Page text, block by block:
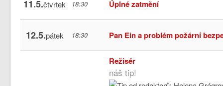
11.5.čtvrtek 18:30 Úplné zatmění
12.5.pátek 18:30 Pan Ein a problém požární
Režisér
náš tip!